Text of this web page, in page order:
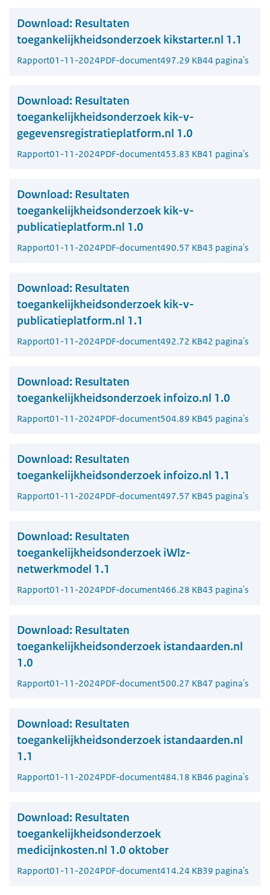
Download: Resultaten
toegankelijkheidsonderzoek kikstarter.nl 1.1
Rapport01-11-2024PDF-document497.29 KB44 pagina's
Download: Resultaten
toegankelijkheidsonderzoek kik-v-
gegevensregistratieplatform.nl 1.0
Rapport01-11-2024PDF-document453.83 KB41 pagina's
Download: Resultaten
toegankelijkheidsonderzoek kik-v-
publicatieplatform.nl 1.0
Rapport01-11-2024PDF-document490.57 KB43 pagina's
Download: Resultaten
toegankelijkheidsonderzoek kik-v-
publicatieplatform.nl 1.1
Rapport01-11-2024PDF-document492.72 KB42 pagina's
Download: Resultaten
toegankelijkheidsonderzoek infoizo.nl 1.0
Rapport01-11-2024PDF-document504.89 KB45 pagina's
Download: Resultaten
toegankelijkheidsonderzoek infoizo.nl 1.1
Rapport01-11-2024PDF-document497.57 KB45 pagina's
Download: Resultaten
toegankelijkheidsonderzoek iWlz-
netwerkmodel 1.1
Rapport01-11-2024PDF-document466.28 KB43 pagina's
Download: Resultaten
toegankelijkheidsonderzoek istandaarden.nl
1.0
Rapport01-11-2024PDF-document500.27 KB47 pagina's
Download: Resultaten
toegankelijkheidsonderzoek istandaarden.nl
1.1
Rapport01-11-2024PDF-document484.18 KB46 pagina's
Download: Resultaten
toegankelijkheidsonderzoek
medicijnkosten.nl 1.0 oktober
Rapport01-11-2024PDF-document414.24 KB39 pagina's